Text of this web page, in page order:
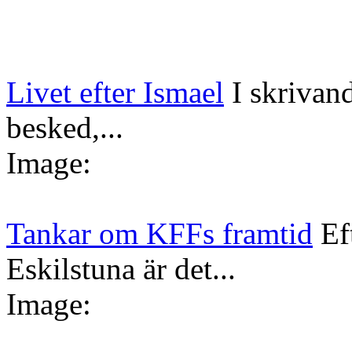
Livet efter Ismael I
besked,...
Image:
Tankar om KFFs framtid
Eskilstuna är det...
Image: